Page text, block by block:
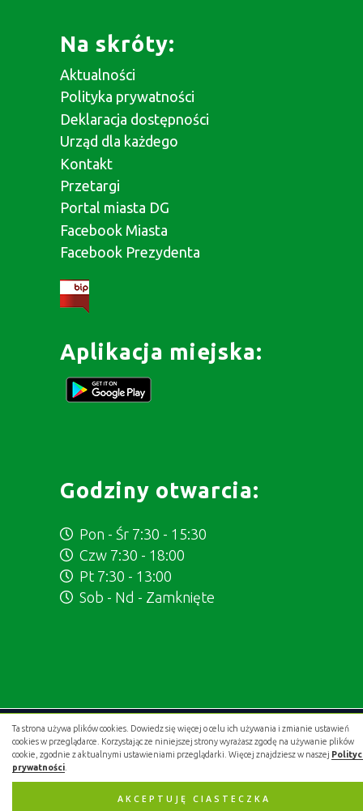
Ta strona używa plików cookies. Dowiedz się więcej o celu ich używania i zmianie ustawień
cookies w przeglądarce. Korzystając ze niniejszej strony wyrażasz zgodę na używanie plików
cookie, zgodnie z aktualnymi ustawieniami przeglądarki. Więcej znajdziesz w naszej
prywatności
AKCEPTUJĘ CIASTECZKA
Na skróty:
Aktualności
Polityka prywatności
Deklaracja dostępności
Urząd dla każdego
Kontakt
Przetargi
Portal miasta DG
Facebook Miasta
Facebook Prezydenta
Aplikacja miejska:
Godziny otwarcia:
Pon - Śr 7:30 - 15:30
Czw 7:30 - 18:00
Pt 7:30 - 13:00
Sob - Nd - Zamknięte
Projekt i wykonanie:.gold studio digital